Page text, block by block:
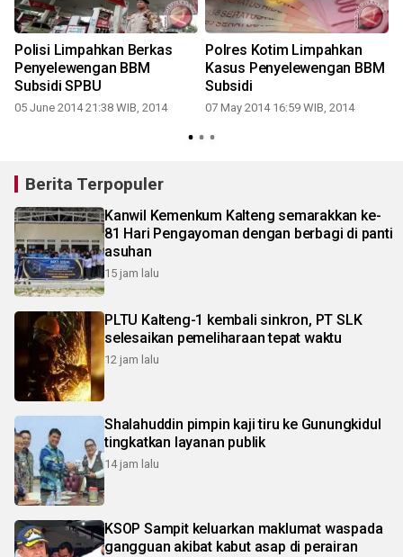
Polisi Limpahkan Berkas
Penyelewengan BBM
Subsidi SPBU
05 June 2014 21:38 WIB, 2014
Polres Kotim Limpahkan
Kasus Penyelewengan BBM
Subsidi
07 May 2014 16:59 WIB, 2014
Berita Terpopuler
Kanwil Kemenkum Kalteng semarakkan ke-
81 Hari Pengayoman dengan berbagi di panti
asuhan
15 jam lalu
PLTU Kalteng-1 kembali sinkron, PT SLK
selesaikan pemeliharaan tepat waktu
12 jam lalu
Shalahuddin pimpin kaji tiru ke Gunungkidul
tingkatkan layanan publik
14 jam lalu
KSOP Sampit keluarkan maklumat waspada
gangguan akibat kabut asap di perairan